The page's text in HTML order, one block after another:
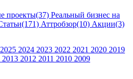
проекты(37) Реальный бизнес на
(171) Аттробзор(10) Акции(3)
2025 2024 2023 2022 2021 2020 2019
2013 2012 2011 2010 2009